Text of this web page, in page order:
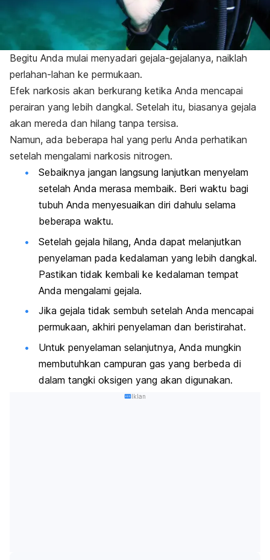
Begitu Anda mulai menyadari gejala-gejalanya, naiklah
perlahan-lahan ke permukaan.
Efek narkosis akan berkurang ketika Anda mencapai
perairan yang lebih dangkal. Setelah itu, biasanya gejala
akan mereda dan hilang tanpa tersisa.
Namun, ada beberapa hal yang perlu Anda perhatikan
setelah mengalami narkosis nitrogen.
Sebaiknya jangan langsung lanjutkan menyelam
setelah Anda merasa membaik. Beri waktu bagi
tubuh Anda menyesuaikan diri dahulu selama
beberapa waktu.
Setelah gejala hilang, Anda dapat melanjutkan
penyelaman pada kedalaman yang lebih dangkal.
Pastikan tidak kembali ke kedalaman tempat
Anda mengalami gejala.
Jika gejala tidak sembuh setelah Anda mencapai
permukaan, akhiri penyelaman dan beristirahat.
Untuk penyelaman selanjutnya, Anda mungkin
membutuhkan campuran gas yang berbeda di
dalam tangki oksigen yang akan digunakan.
Iklan